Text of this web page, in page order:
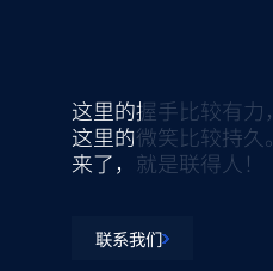
这里的握手比较有力，
这里的微笑比较持久。
来了，就是联得人！
联系我们